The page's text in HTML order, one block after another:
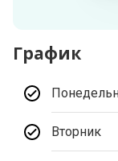
График
Вторник